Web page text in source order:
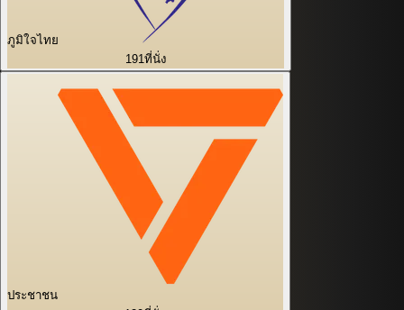
ภูมิใจไทย
191ที่นั่ง
ประชาชน